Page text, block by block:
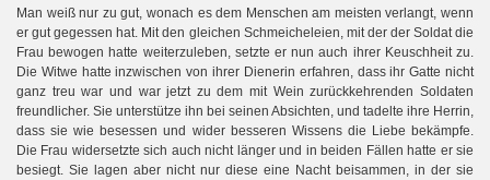
Man weiß nur zu gut, wonach es dem Menschen am meisten verlangt, wenn
er gut gegessen hat. Mit den gleichen Schmeicheleien, mit der der Soldat die
Frau bewogen hatte weiterzuleben, setzte er nun auch ihrer Keuschheit zu.
Die Witwe hatte inzwischen von ihrer Dienerin erfahren, dass ihr Gatte nicht
ganz treu war und war jetzt zu dem mit Wein zurückkehrenden Soldaten
freundlicher. Sie unterstütze ihn bei seinen Absichten, und tadelte ihre Herrin,
dass sie wie besessen und wider besseren Wissens die Liebe bekämpfe.
Die Frau widersetzte sich auch nicht länger und in beiden Fällen hatte er sie
besiegt. Sie lagen aber nicht nur diese eine Nacht beisammen, in der sie